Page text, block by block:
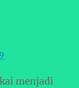
menjadi